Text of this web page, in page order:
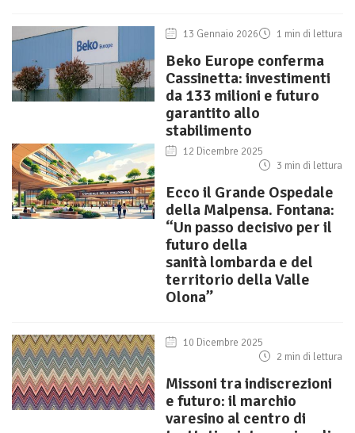
13 Gennaio 2026 1 min di lettura
Beko Europe conferma
Cassinetta: investimenti
da 133 milioni e futuro
garantito allo
stabilimento
12 Dicembre 2025
3 min di lettura
Ecco il Grande Ospedale
della Malpensa. Fontana:
“Un passo decisivo per il
futuro della
sanità lombarda e del
territorio della Valle
Olona”
10 Dicembre 2025
2 min di lettura
Missoni tra indiscrezioni
e futuro: il marchio
varesino al centro di